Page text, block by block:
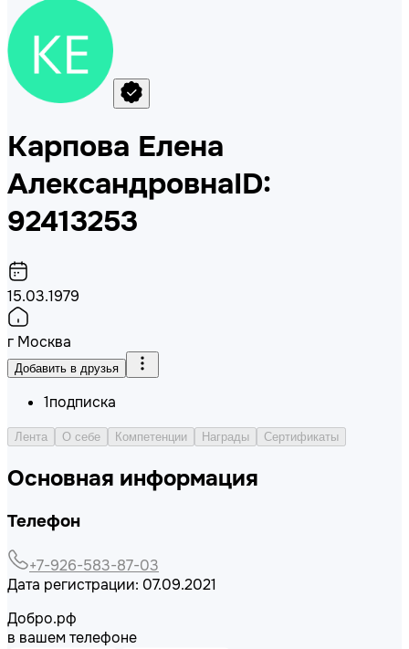
Карпова Елена
АлександровнаID:
92413253
15.03.1979
г Москва
Добавить в друзья
1подписка
Лента О себе Компетенции Награды Сертификаты
Основная информация
Телефон
+7-926-583-87-03
Дата регистрации: 07.09.2021
Добро.рф
в вашем телефоне